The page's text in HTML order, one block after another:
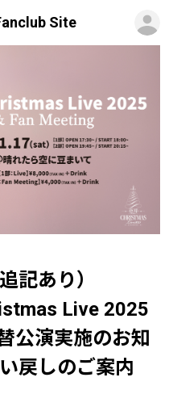
Site
記あり）
Live 2025
公演実施のお知
戻しのご案内